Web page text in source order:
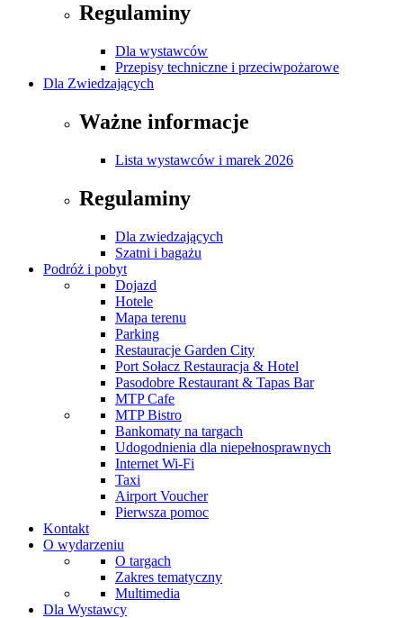
Regulaminy
Dla wystawców
Przepisy techniczne i przeciwpożarowe
Dla Zwiedzających
Ważne informacje
Lista wystawców i marek 2026
Regulaminy
Dla zwiedzających
Szatni i bagażu
Podróż i pobyt
Dojazd
Hotele
Mapa terenu
Parking
Restauracje Garden City
Port Sołacz Restauracja & Hotel
Pasodobre Restaurant & Tapas Bar
MTP Cafe
MTP Bistro
Bankomaty na targach
Udogodnienia dla niepełnosprawnych
Internet Wi-Fi
Taxi
Airport Voucher
Pierwsza pomoc
Kontakt
O wydarzeniu
O targach
Zakres tematyczny
Multimedia
Dla Wystawcy